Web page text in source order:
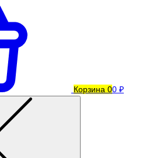
Корзина 00 ₽